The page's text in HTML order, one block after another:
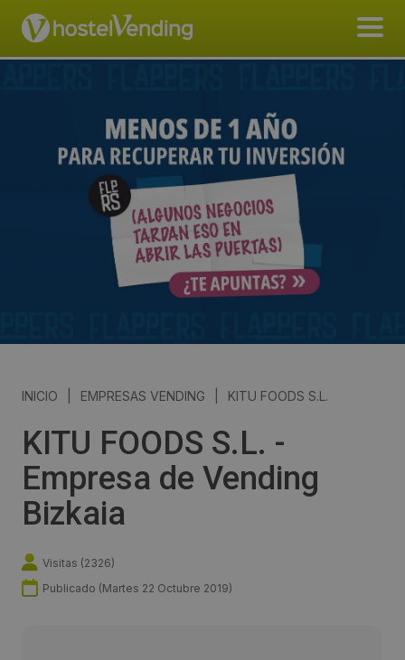
INICIO EMPRESAS VENDING KITU FOODS S.L.
KITU FOODS S.L. -
Empresa de Vending
Bizkaia
Visitas (2326)
Publicado (Martes 22 Octubre 2019)